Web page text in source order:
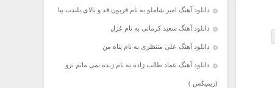
دانلود آهنگ امیر شاملو به نام قربون قد و بالای بلندت بیا
دانلود آهنگ سعید کرمانی به نام غزل
دانلود آهنگ علی منتظری به نام پناه من
دانلود آهنگ عماد طالب زاده به نام زنده نمی مانم نرو
(ریمیکس )